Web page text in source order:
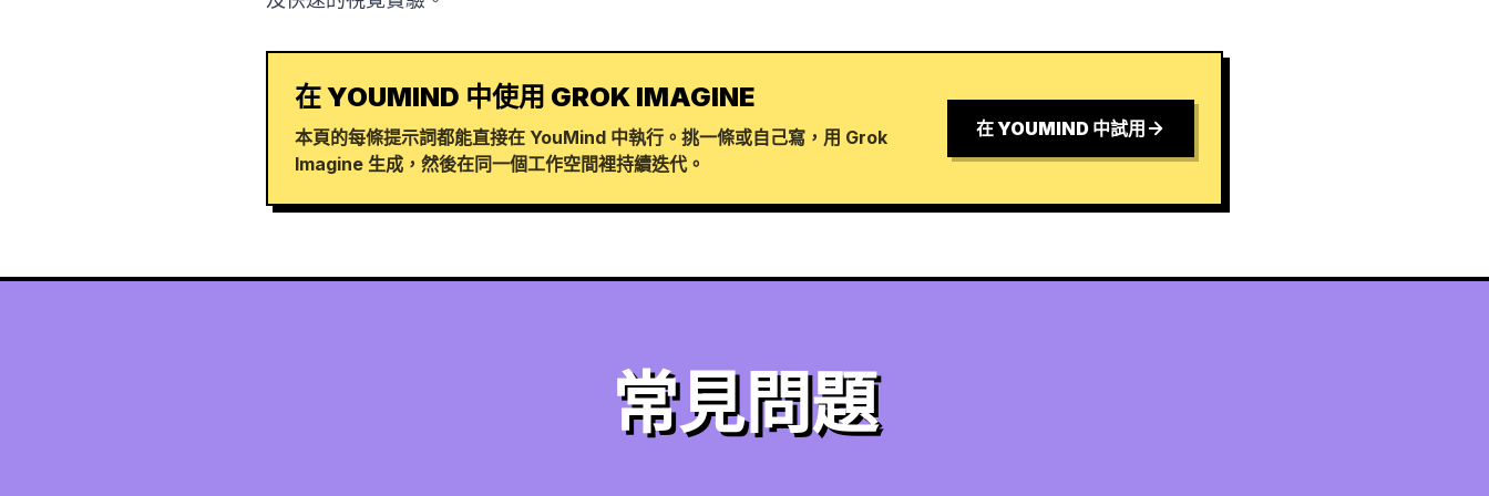
在 YOUMIND 中使用 GROK IMAGINE
本頁的每條提示詞都能直接在 YouMind 中執行。挑一條或自己寫，用 Grok
Imagine 生成，然後在同一個工作空間裡持續迭代。
在 YOUMIND 中試用
常見問題